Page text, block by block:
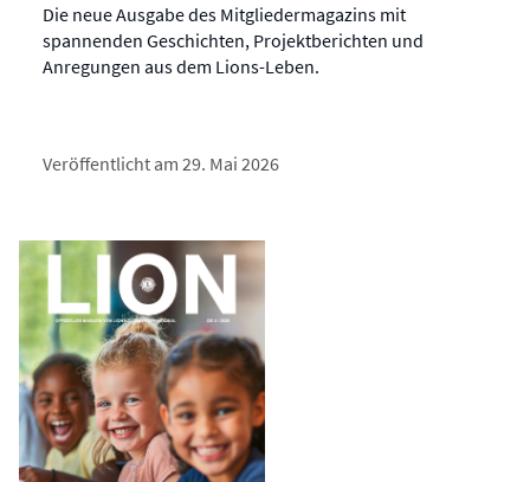
Die neue Ausgabe des Mitgliedermagazins mit
spannenden Geschichten, Projektberichten und
Anregungen aus dem Lions-Leben.
Veröffentlicht am 29. Mai 2026